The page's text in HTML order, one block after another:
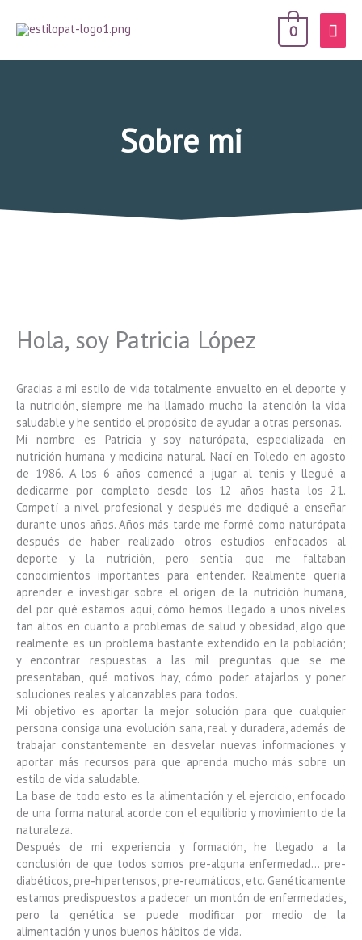
0
Sobre mi
Hola, soy Patricia López
Gracias a mi estilo de vida totalmente envuelto en el deporte y
la nutrición, siempre me ha llamado mucho la atención la vida
saludable y he sentido el propósito de ayudar a otras personas.
Mi nombre es Patricia y soy naturópata, especializada en
nutrición humana y medicina natural. Nací en Toledo en agosto
de 1986. A los 6 años comencé a jugar al tenis y llegué a
dedicarme por completo desde los 12 años hasta los 21.
Competí a nivel profesional y después me dediqué a enseñar
durante unos años. Años más tarde me formé como naturópata
después de haber realizado otros estudios enfocados al
deporte y la nutrición, pero sentía que me faltaban
conocimientos importantes para entender. Realmente quería
aprender e investigar sobre el origen de la nutrición humana,
del por qué estamos aquí, cómo hemos llegado a unos niveles
tan altos en cuanto a problemas de salud y obesidad, algo que
realmente es un problema bastante extendido en la población;
y encontrar respuestas a las mil preguntas que se me
presentaban, qué motivos hay, cómo poder atajarlos y poner
soluciones reales y alcanzables para todos.
Mi objetivo es aportar la mejor solución para que cualquier
persona consiga una evolución sana, real y duradera, además de
trabajar constantemente en desvelar nuevas informaciones y
aportar más recursos para que aprenda mucho más sobre un
estilo de vida saludable.
La base de todo esto es la alimentación y el ejercicio, enfocado
de una forma natural acorde con el equilibrio y movimiento de la
naturaleza.
Después de mi experiencia y formación, he llegado a la
conclusión de que todos somos pre-alguna enfermedad… pre-
diabéticos, pre-hipertensos, pre-reumáticos, etc. Genéticamente
estamos predispuestos a padecer un montón de enfermedades,
pero la genética se puede modificar por medio de la
alimentación y unos buenos hábitos de vida.